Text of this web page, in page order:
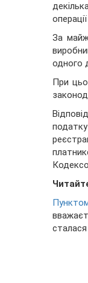
За
одного
При
сталася